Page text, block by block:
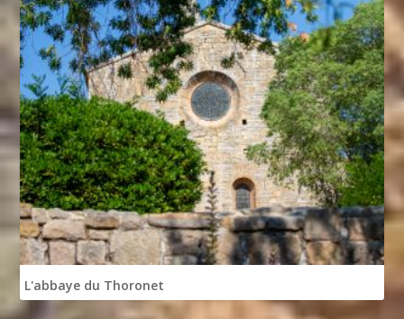
L'abbaye du Thoronet